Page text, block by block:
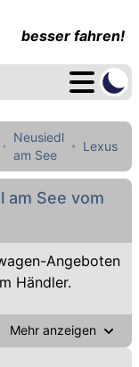
besser fahren!
Neusiedl
am See
Lexus
am See vom
Angeboten
Händler.
Mehr anzeigen